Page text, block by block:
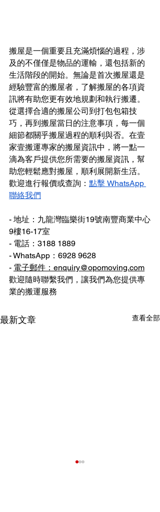
搬屋是一個重要且充滿煩惱的過程，涉
及的不僅僅是物品的運輸，還包括新的
生活階段的開始。無論是首次搬屋還是
經驗豐富的搬屋者，了解搬屋的各項資
訊將有助您更有效地規劃和執行搬遷。
從選擇合適的搬屋公司到打包包箱技
巧，再到搬屋當日的注意事項，每一個
細節都關乎搬屋過程的順利與否。在壹
家壹搬運專家的搬屋資訊中，將一點一
滴為客戶提供您所需要的搬屋資訊，幫
助您輕鬆應對搬屋，順利展開新生活。
歡迎進行報價或查詢： 點擊 WhatsApp
聯絡我們
- 地址：九龍灣臨樂街19號南豐商業中心
9樓16-17室
- 電話：3188 1889
- WhatsApp：6928 9628
- 電子郵件：enquiry@opomoving.com
歡迎隨時聯繫我們，讓我們為您提供專
業的搬運服務
最新文章 查看全部